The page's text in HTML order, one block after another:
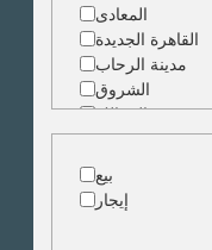
المعادى
القاهرة الجديدة
مدينة الرحاب
الشروق
الزمالك
جاردن سيتى
دقى
المهندسين
الجيزة
بيع
إيجار